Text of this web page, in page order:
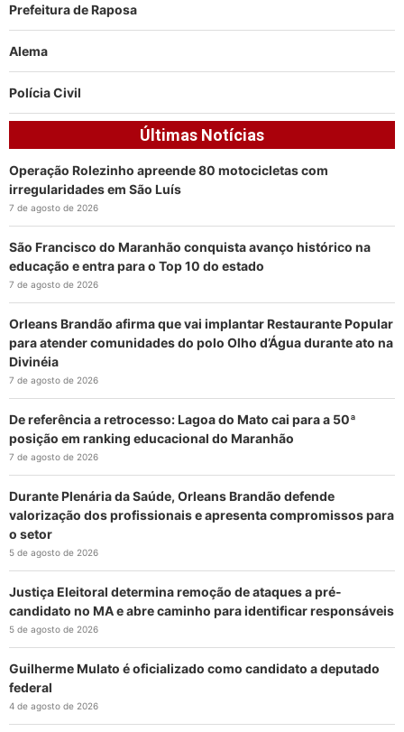
Prefeitura de Raposa
Alema
Polícia Civil
Últimas Notícias
Operação Rolezinho apreende 80 motocicletas com
irregularidades em São Luís
7 de agosto de 2026
São Francisco do Maranhão conquista avanço histórico na
educação e entra para o Top 10 do estado
7 de agosto de 2026
Orleans Brandão afirma que vai implantar Restaurante Popular
para atender comunidades do polo Olho d’Água durante ato na
Divinéia
7 de agosto de 2026
De referência a retrocesso: Lagoa do Mato cai para a 50ª
posição em ranking educacional do Maranhão
7 de agosto de 2026
Durante Plenária da Saúde, Orleans Brandão defende
valorização dos profissionais e apresenta compromissos para
o setor
5 de agosto de 2026
Justiça Eleitoral determina remoção de ataques a pré-
candidato no MA e abre caminho para identificar responsáveis
5 de agosto de 2026
Guilherme Mulato é oficializado como candidato a deputado
federal
4 de agosto de 2026